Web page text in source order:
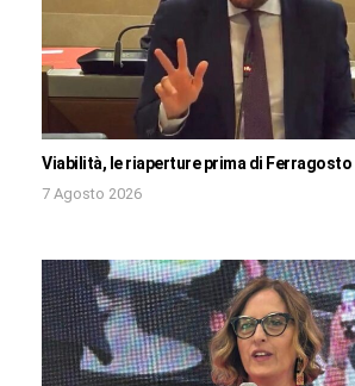
Viabilità, le riaperture prima di Ferragosto
7 Agosto 2026